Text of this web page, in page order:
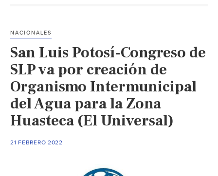
Agua
de
Coahuila
(Gobierno
de
NACIONALES
San Luis Potosí-Congreso de
SLP va por creación de
Organismo Intermunicipal
del Agua para la Zona
Huasteca (El Universal)
21 FEBRERO 2022